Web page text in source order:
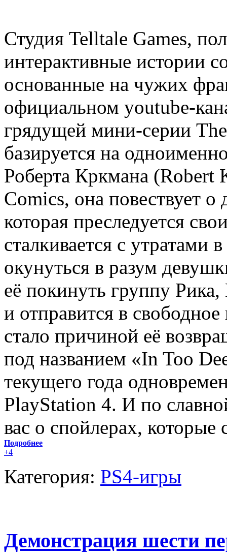
Студия Telltale Games,
интерактивные истории
основанные на чужих
официальном youtube-
грядущей мини-серии
базируется на
Роберта Кркмана (Robert
Comics, она повествует
которая преследуется
сталкивается с утратами
окунуться в разум
её покинуть группу
и отправится в
стало причиной её
под названием «In Too
текущего года
PlayStation 4. И по
вас о спойлерах, которые
Подробнее
+4
Категория: PS4-игры
Демонстрация шести